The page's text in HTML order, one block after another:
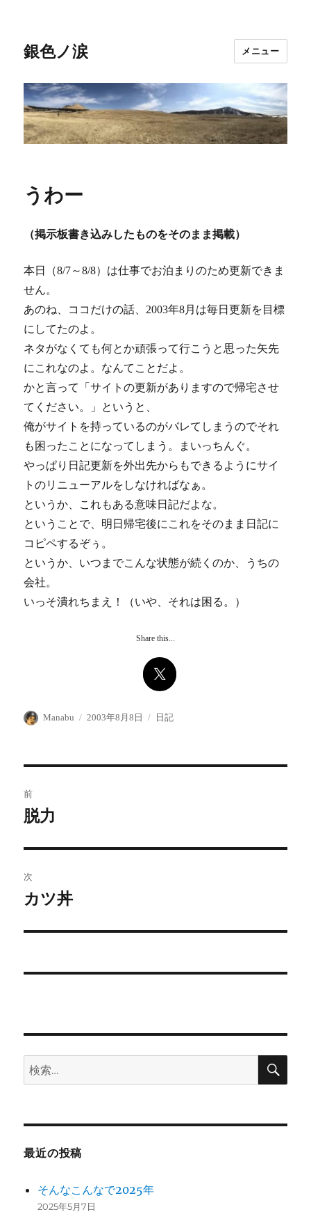
銀色ノ涙 メニュー
うわー
（掲示板書き込みしたものをそのまま掲載）
本日（8/7～8/8）は仕事でお泊まりのため更新できま
せん。
あのね、ココだけの話、2003年8月は毎日更新を目標
にしてたのよ。
ネタがなくても何とか頑張って行こうと思った矢先
にこれなのよ。なんてことだよ。
かと言って「サイトの更新がありますので帰宅させ
てください。」というと、
俺がサイトを持っているのがバレてしまうのでそれ
も困ったことになってしまう。まいっちんぐ。
やっぱり日記更新を外出先からもできるようにサイ
トのリニューアルをしなければなぁ。
というか、これもある意味日記だよな。
ということで、明日帰宅後にこれをそのまま日記に
コピペするぞぅ。
というか、いつまでこんな状態が続くのか、うちの
会社。
いっそ潰れちまえ！（いや、それは困る。）
Share this...
投
Manabu
投
2003年8月8日
カ
日記
稿
ビ
ゲ
ー
前
前
投
稿:
脱力
次
次
投
カツ丼
検
索:
検
最近の投稿
そんなこんなで2025年
2025年5月7日